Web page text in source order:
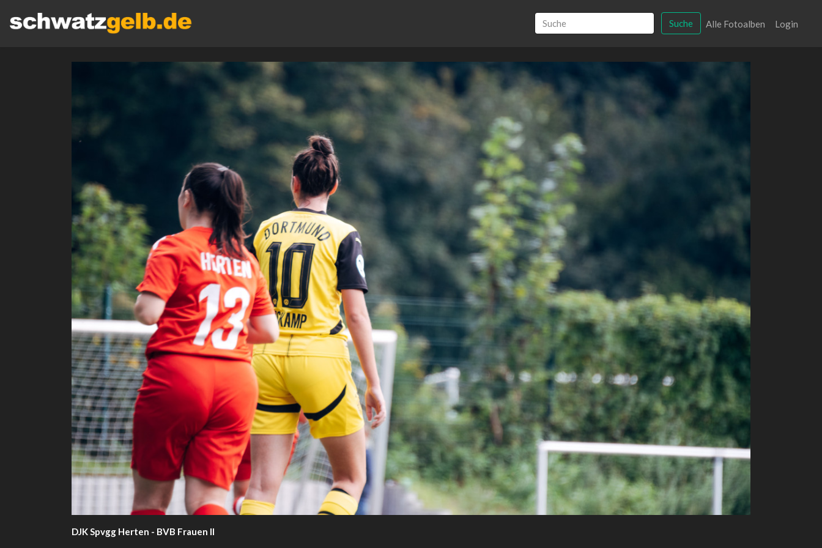
Suche Alle Fotoalben Login
DJK Spvgg Herten - BVB Frauen II